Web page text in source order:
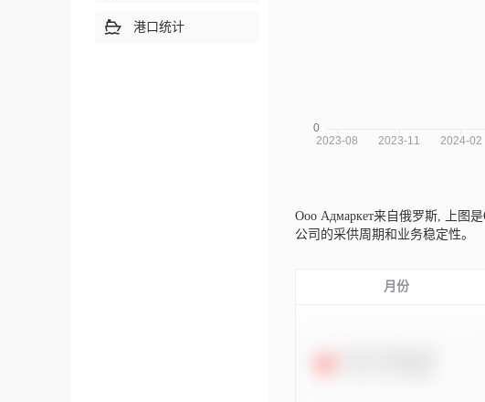
Ооо Адмаркет来自俄罗斯,
上图
公司的采供周期和业务稳定性。
月份
港口统计